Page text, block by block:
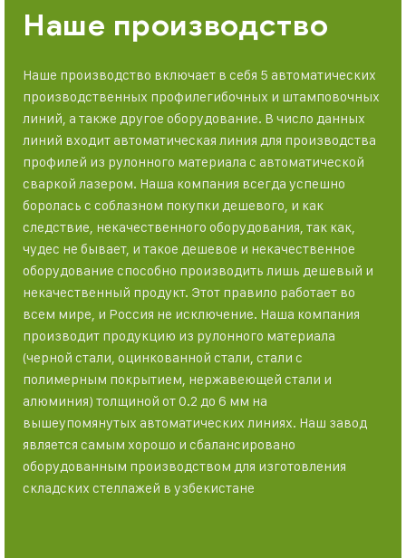
Наше производство
Наше производство включает в себя 5 автоматических
производственных профилегибочных и штамповочных
линий, а также другое оборудование. В число данных
линий входит автоматическая линия для производства
профилей из рулонного материала с автоматической
сваркой лазером. Наша компания всегда успешно
боролась с соблазном покупки дешевого, и как
следствие, некачественного оборудования, так как,
чудес не бывает, и такое дешевое и некачественное
оборудование способно производить лишь дешевый и
некачественный продукт. Этот правило работает во
всем мире, и Россия не исключение. Наша компания
производит продукцию из рулонного материала
(черной стали, оцинкованной стали, стали с
полимерным покрытием, нержавеющей стали и
алюминия) толщиной от 0.2 до 6 мм на
вышеупомянутых автоматических линиях. Наш завод
является самым хорошо и сбалансировано
оборудованным производством для изготовления
складских стеллажей в узбекистане